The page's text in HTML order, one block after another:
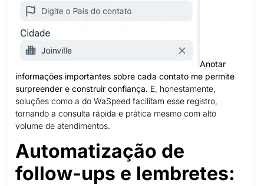
Anotar
informações importantes sobre cada contato me permite
surpreender e construir confiança. E, honestamente,
soluções como a do WaSpeed facilitam esse registro,
tornando a consulta rápida e prática mesmo com alto
volume de atendimentos.
Automatização de
follow-ups e lembretes: